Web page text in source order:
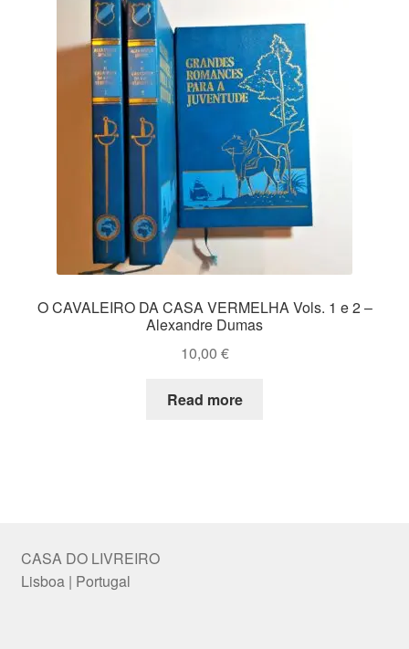
O CAVALEIRO DA CASA VERMELHA Vols. 1 e 2 –
Alexandre Dumas
10,00 €
Read more
CASA DO LIVREIRO
Lisboa | Portugal